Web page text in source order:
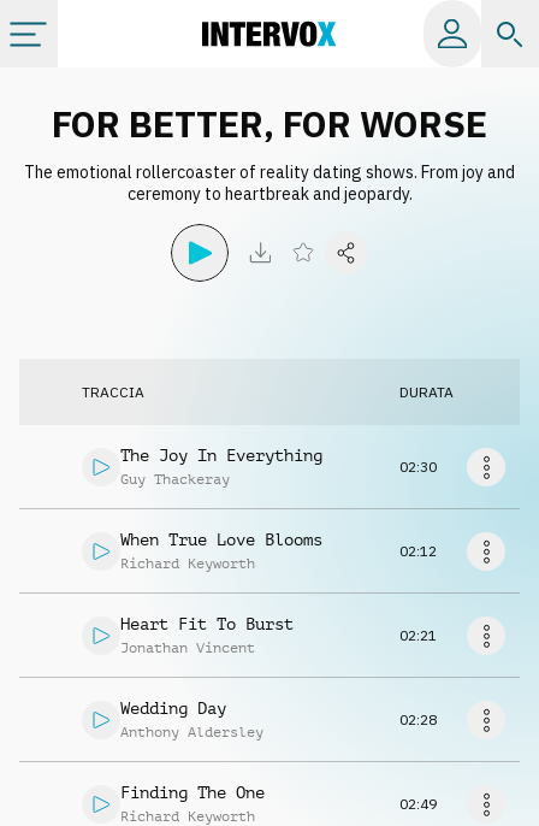
Album
Licenze
Info
Richiedi musica
FOR BETTER, FOR WORSE
The emotional rollercoaster of reality dating shows. From joy and
ceremony to heartbreak and jeopardy.
TRACCIA DURATA
The Joy In Everything
Guy Thackeray
02:30
When True Love Blooms
Richard Keyworth
02:12
Heart Fit To Burst
Jonathan Vincent
02:21
Wedding Day
Anthony Aldersley
02:28
Finding The One
Richard Keyworth
02:49